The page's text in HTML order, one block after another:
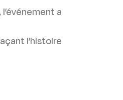
a
l’histoire